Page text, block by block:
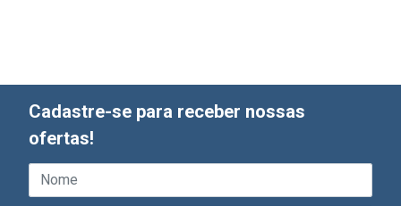
Cadastre-se para receber nossas
ofertas!